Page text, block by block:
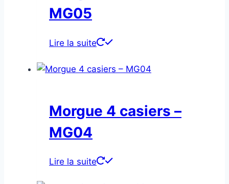
MG05
Lire la suite
Morgue 4 casiers –
MG04
Lire la suite